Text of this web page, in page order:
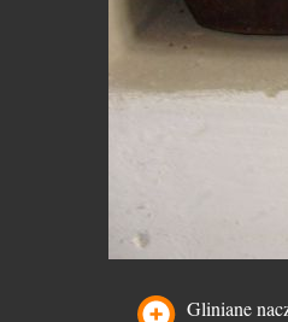
Gliniane